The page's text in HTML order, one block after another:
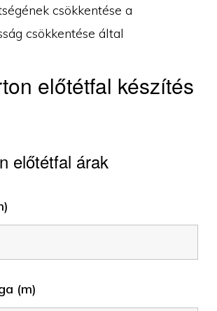
csökkentése a
csökkentése által
előtétfal készítés
előtétfal árak
(m)